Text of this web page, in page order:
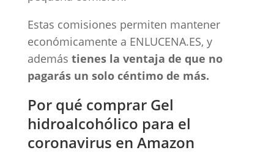
Estas comisiones permiten mantener
económicamente a ENLUCENA.ES, y
además tienes la ventaja de que no
pagarás un solo céntimo de más.
Por qué comprar Gel
hidroalcohólico para el
coronavirus en Amazon